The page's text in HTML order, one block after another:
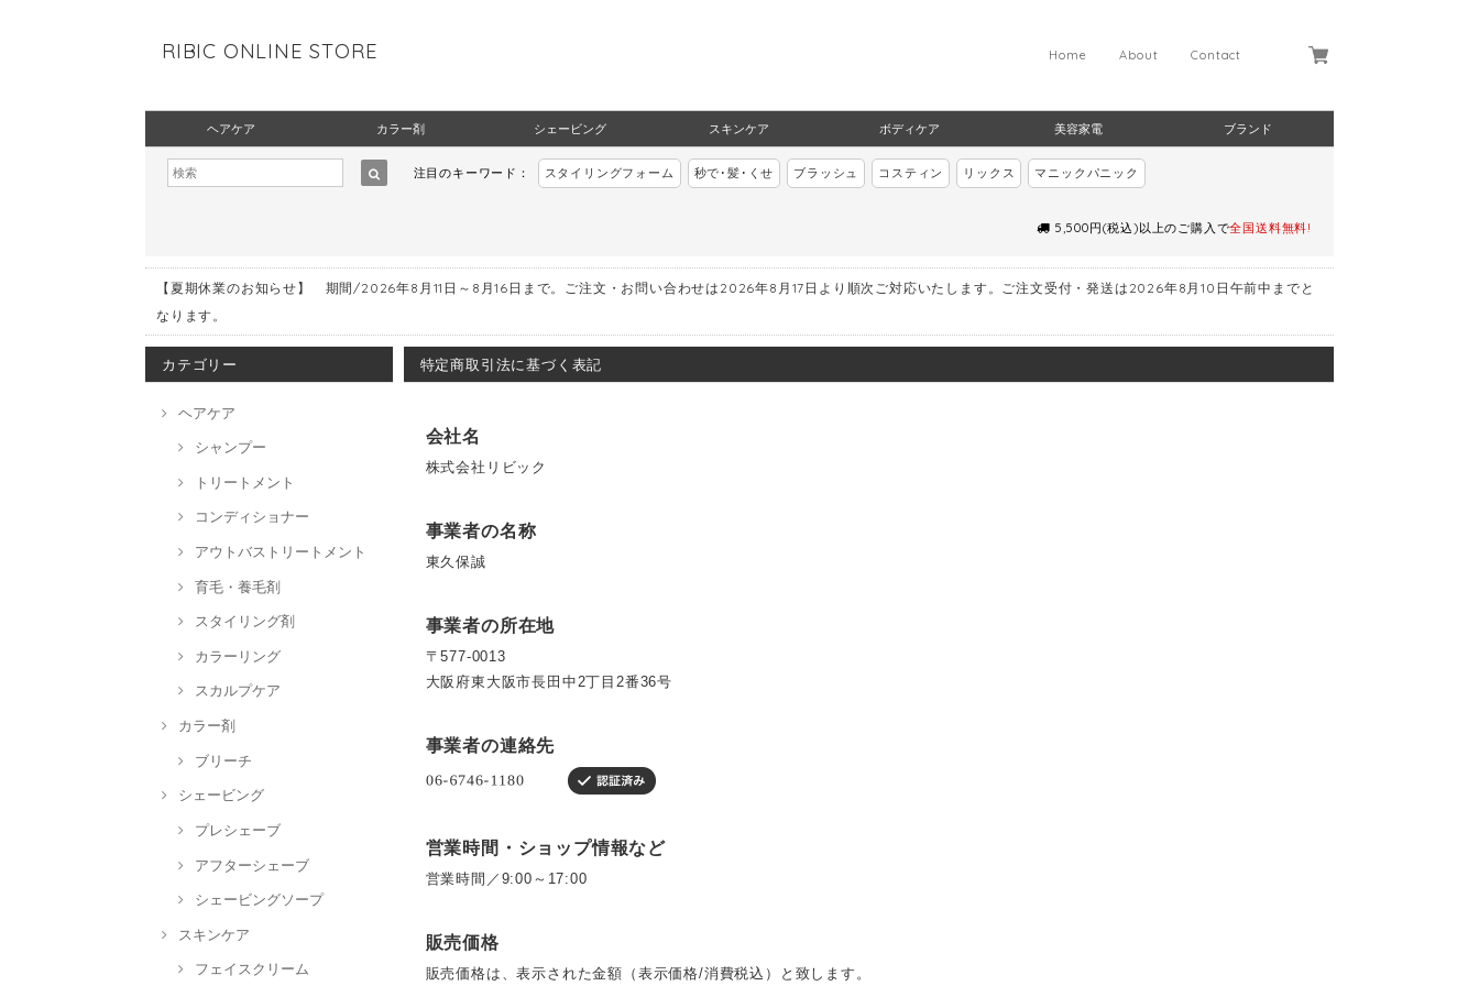
RIBIC ONLINE STORE Contact
About
Home
ヘアケア カラー剤 シェービング スキンケア ボディケア 美容家電 ブランド
注目のキーワード： スタイリングフォーム 秒で･髪･くせ ブラッシュ コスティン リックス マニックパニック
5,500円(税込)以上のご購入で全国送料無料!
【夏期休業のお知らせ】 期間/2026年8月11日～8月16日まで。ご注文・お問い合わせは2026年8月17日より順次ご対応いたします。ご注文受付・発送は2026年8月10日午前中までと
なります。
カテゴリー
ヘアケア
シャンプー
トリートメント
コンディショナー
アウトバストリートメント
育毛・養毛剤
スタイリング剤
カラーリング
スカルプケア
カラー剤
ブリーチ
シェービング
プレシェーブ
アフターシェーブ
シェービングソープ
スキンケア
フェイスクリーム
特定商取引法に基づく表記
会社名
株式会社リビック
事業者の名称
東久保誠
事業者の所在地
〒577-0013
大阪府東大阪市長田中2丁目2番36号
事業者の連絡先
営業時間・ショップ情報など
営業時間／9:00～17:00
販売価格
販売価格は、表示された金額（表示価格/消費税込）と致します。